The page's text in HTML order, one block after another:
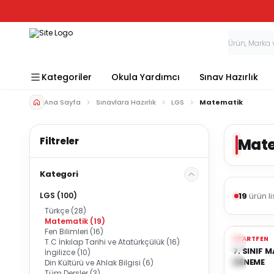
Kategoriler Okula Yardımcı Sınav Hazırlık
Ana Sayfa Sınavlara Hazırlık LGS Matematik
Kategori
LGS (100)
Türkçe (28)
Matematik (19)
Fen Bilimleri (16)
T.C İnkılap Tarihi ve Atatürkçülük (16)
İngilizce (10)
Din Kültürü ve Ahlak Bilgisi (6)
19 ürün
Yeni
Tükendi
STARTFEN
7. SINIF
DENEME